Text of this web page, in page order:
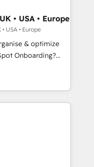
development,
with
across
financial services
Johannesburg, Cape
Gemini and
- Platform
Award -
• USA • Europe
USA • Europe
& optimize
your business
& workflows,
Salesforce,
projects inc.
• 150+ Clients
Hub, Data
27001:2022, ISO